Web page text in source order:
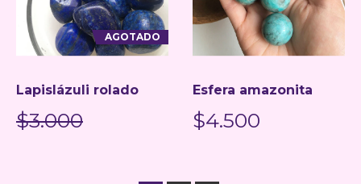
AGOTADO
Lapislázuli rolado
$3.000
Esfera amazonita
$4.500